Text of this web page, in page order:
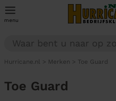
menu
Hurricane.nl > Merken > Toe Guard
Toe Guard